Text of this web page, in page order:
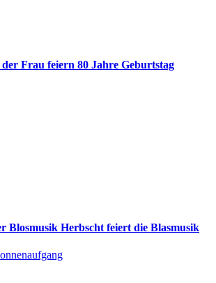
Frau feiern 80 Jahre Geburtstag
Blosmusik Herbscht feiert die Blasmusik